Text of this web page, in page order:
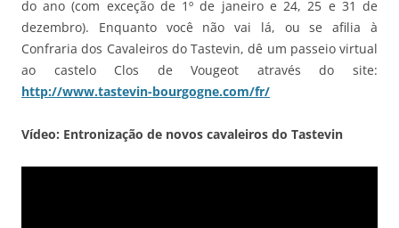
do ano (com exceção de 1º de janeiro e 24, 25 e 31 de
dezembro). Enquanto você não vai lá, ou se afilia à
Confraria dos Cavaleiros do Tastevin, dê um passeio virtual
ao castelo Clos de Vougeot através do site:
http://www.tastevin-bourgogne.com/fr/
Vídeo: Entronização de novos cavaleiros do Tastevin